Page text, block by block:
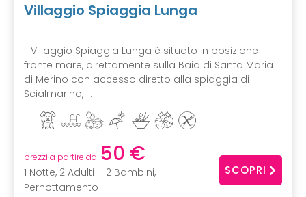
Villaggio Spiaggia Lunga
Il Villaggio Spiaggia Lunga è situato in posizione
fronte mare, direttamente sulla Baia di Santa Maria
di Merino con accesso diretto alla spiaggia di
Scialmarino, ...
prezzi a partire da 50 €
1 Notte, 2 Adulti + 2 Bambini,
Pernottamento
SCOPRI